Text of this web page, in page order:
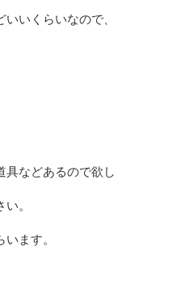
いくらいなので、
具などあるので欲し
。
ます。